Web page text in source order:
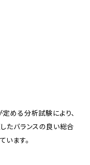
める分析試験により、
たバランスの良い総合
ます。